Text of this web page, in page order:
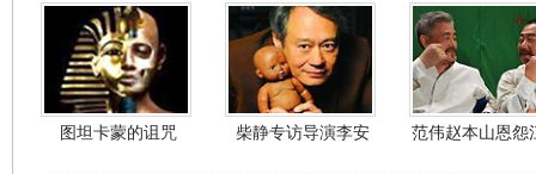
图坦卡蒙的诅咒 柴静专访导演李安 范伟赵本山恩怨